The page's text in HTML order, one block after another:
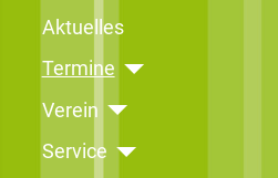
Aktuelles
Termine
Verein
Service